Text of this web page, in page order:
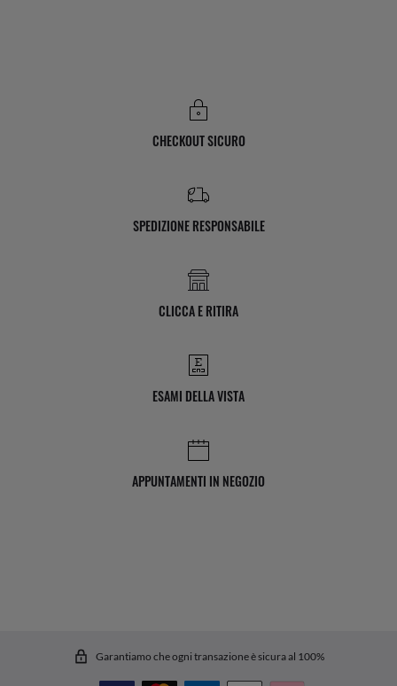
CHECKOUT SICURO
SPEDIZIONE RESPONSABILE
CLICCA E RITIRA
ESAMI DELLA VISTA
APPUNTAMENTI IN NEGOZIO
Garantiamo che ogni transazione è sicura al 100%